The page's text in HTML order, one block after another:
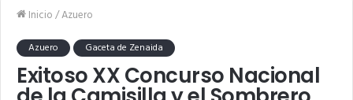
Inicio/Azuero
Azuero Gaceta de Zenaida
Exitoso XX Concurso Nacional